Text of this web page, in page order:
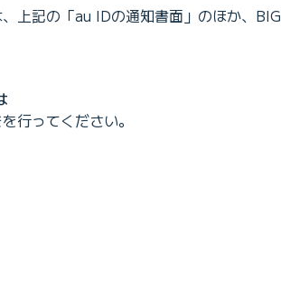
上記の「au IDの通知書面」のほか、
行ってください。